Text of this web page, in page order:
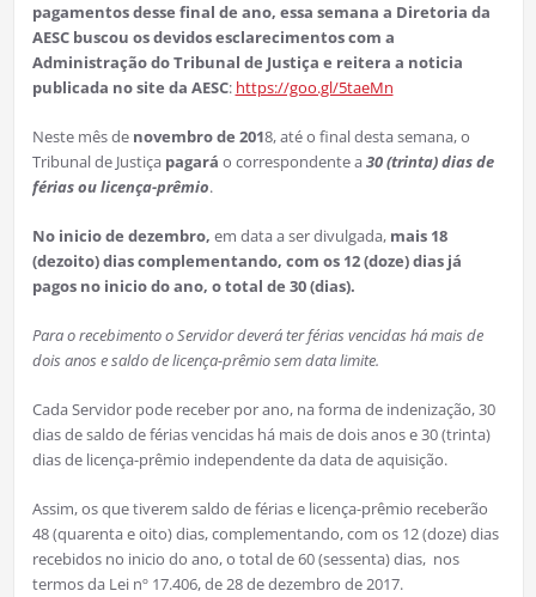
pagamentos desse final de ano, essa semana a Diretoria da
AESC buscou os devidos esclarecimentos com a
Administração do Tribunal de Justiça e reitera a noticia
publicada no site da AESC: https://goo.gl/5taeMn
Neste mês de novembro de 2018, até o final desta semana, o
Tribunal de Justiça pagará o correspondente a30 (trinta) dias de
férias ou licença-prêmio.
No inicio de dezembro, em data a ser divulgada, mais 18
(dezoito) dias complementando, com os 12 (doze) dias já
pagos no inicio do ano, o total de 30 (dias).
Para o recebimento o Servidor deverá ter férias vencidas há mais de
dois anos e saldo de licença-prêmio sem data limite.
Cada Servidor pode receber por ano, na forma de indenização, 30
dias de saldo de férias vencidas há mais de dois anos e 30 (trinta)
dias de licença-prêmio independente da data de aquisição.
Assim, os que tiverem saldo de férias e licença-prêmio receberão
48 (quarenta e oito) dias, complementando, com os 12 (doze) dias
recebidos no inicio do ano, o total de 60 (sessenta) dias, nos
termos da Lei nº 17.406, de 28 de dezembro de 2017.